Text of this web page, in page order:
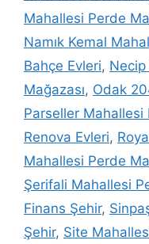
Mahallesi Perde
Namık Kemal
Bahçe Evleri, Necip
Mağazası, Odak
Parseller Mahallesi
Renova Evleri,
Mahallesi Perde
Şerifali Mahallesi
Finans Şehir,
Şehir, Site